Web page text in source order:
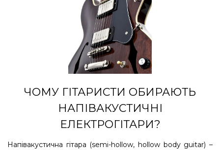
ЧОМУ ГІТАРИСТИ ОБИРАЮТЬ
НАПІВАКУСТИЧНІ
ЕЛЕКТРОГІТАРИ?
Напівакустична гітара (semi-hollow, hollow body guitar) –